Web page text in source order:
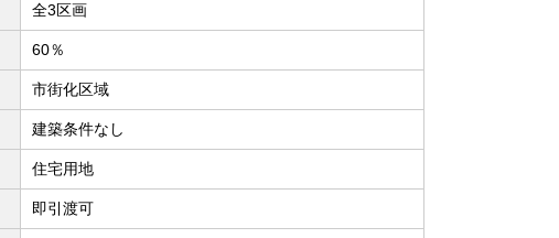
全3区画
60％
市街化区域
建築条件なし
住宅用地
即引渡可